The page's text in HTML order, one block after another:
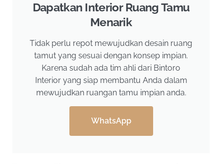
Dapatkan Interior Ruang Tamu
Menarik
Tidak perlu repot mewujudkan desain ruang
tamut yang sesuai dengan konsep impian.
Karena sudah ada tim ahli dari Bintoro
Interior yang siap membantu Anda dalam
mewujudkan ruangan tamu impian anda.
WhatsApp